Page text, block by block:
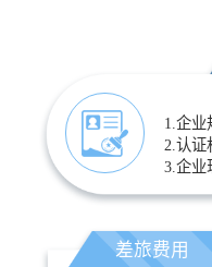
1.企业
2.认证
3.企业
差旅费用